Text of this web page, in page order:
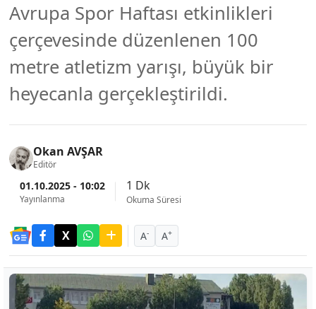
Avrupa Spor Haftası etkinlikleri
çerçevesinde düzenlenen 100
metre atletizm yarışı, büyük bir
heyecanla gerçekleştirildi.
Okan AVŞAR
Editör
01.10.2025 - 10:02
Yayınlanma
1 Dk
Okuma Süresi
A- A+